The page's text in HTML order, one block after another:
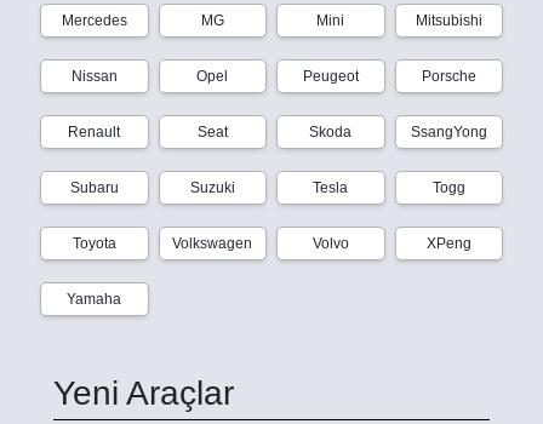
Mercedes MG Mini Mitsubishi
Nissan Opel Peugeot Porsche
Renault Seat Skoda SsangYong
Subaru Suzuki Tesla Togg
Toyota Volkswagen Volvo XPeng
Yamaha
Yeni Araçlar